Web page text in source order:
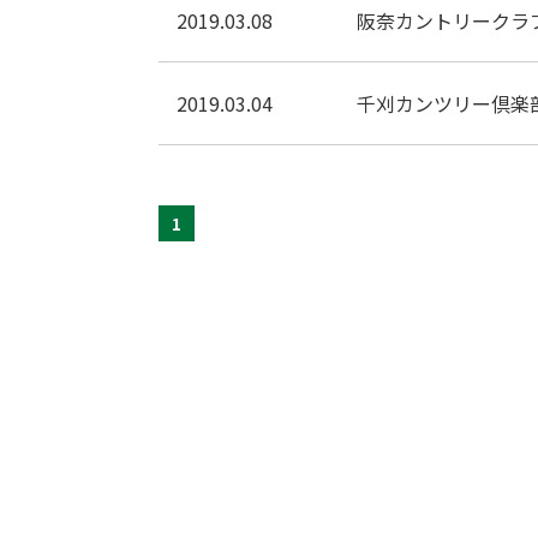
2019.03.08 阪奈カントリークラ
2019.03.04 千刈カンツリー倶楽
1